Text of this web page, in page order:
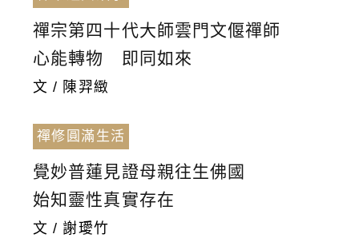
禪宗第四十代大師雲門文偃禪師
心能轉物 即同如來
文 / 陳羿緻
禪修圓滿生活
覺妙普蓮見證母親往生佛國
始知靈性真實存在
文 / 謝璦竹